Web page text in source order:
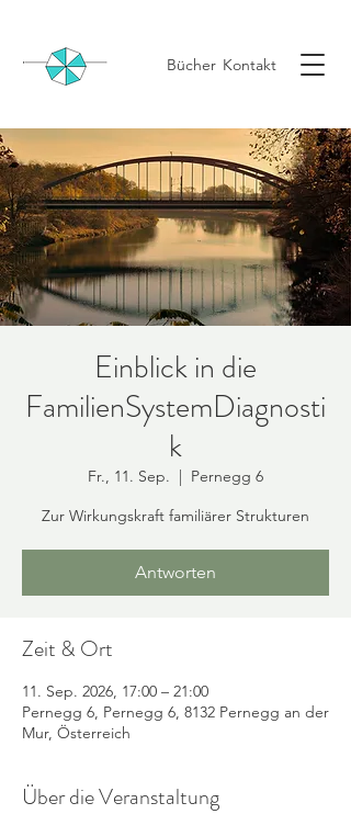
Bücher Kontakt
Einblick in die
FamilienSystemDiagnosti
k
Fr., 11. Sep.
  |
Pernegg 6
Zur Wirkungskraft familiärer Strukturen
Antworten
Zeit & Ort
11. Sep. 2026, 17:00 – 21:00
Pernegg 6, Pernegg 6, 8132 Pernegg an der
Mur, Österreich
Über die Veranstaltung